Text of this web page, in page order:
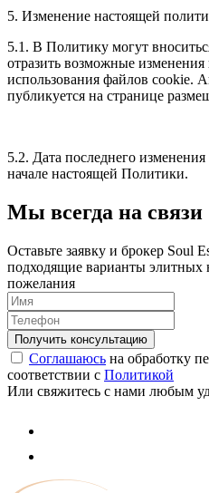
5. Изменение настоящей
5.1. В Политику могут
отразить возможные изменения
использования файлов cookie.
публикуется на странице
5.2. Дата последнего
начале настоящей Политики.
Мы всегда на связи
Оставьте заявку и брокер Soul
подходящие варианты
пожелания
Соглашаюсь на обработку
соответствии с Политикой
Или свяжитесь с нами любым